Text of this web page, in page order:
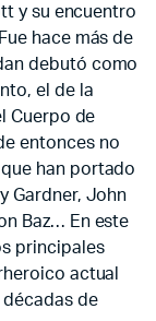
y su encuentro
hace más de
debutó como
el de la
Cuerpo de
entonces no
han portado
Gardner, John
Baz… En este
principales
actual
de